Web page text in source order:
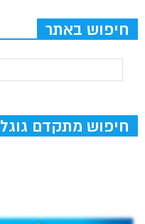
חיפוש באתר
חיפוש מתקדם גוגל